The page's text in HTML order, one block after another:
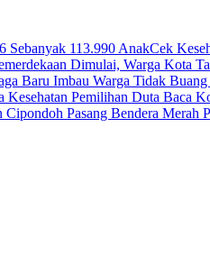
Sebanyak 113.990 AnakCek
Dimulai, Warga Kota
Baru Imbau Warga Tidak Buang
Kesehatan Pemilihan Duta Baca
Cipondoh Pasang Bendera Merah